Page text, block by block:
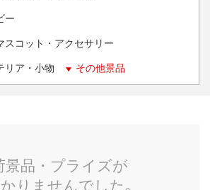
ー
スコット・アクセサリー
リア・小物 その他景品